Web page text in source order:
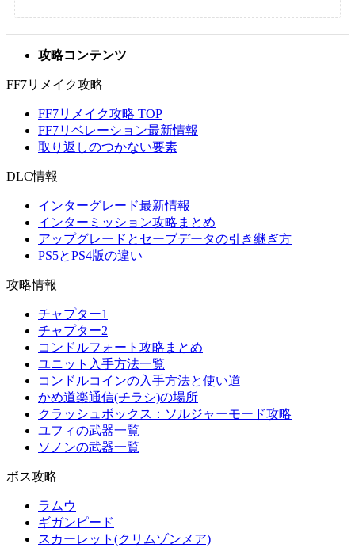
攻略コンテンツ
FF7リメイク攻略
FF7リメイク攻略 TOP
FF7リベレーション最新情報
取り返しのつかない要素
DLC情報
インターグレード最新情報
インターミッション攻略まとめ
アップグレードとセーブデータの引き継ぎ方
PS5とPS4版の違い
攻略情報
チャプター1
チャプター2
コンドルフォート攻略まとめ
ユニット入手方法一覧
コンドルコインの入手方法と使い道
かめ道楽通信(チラシ)の場所
クラッシュボックス：ソルジャーモード攻略
ユフィの武器一覧
ソノンの武器一覧
ボス攻略
ラムウ
ギガンピード
スカーレット(クリムゾンメア)